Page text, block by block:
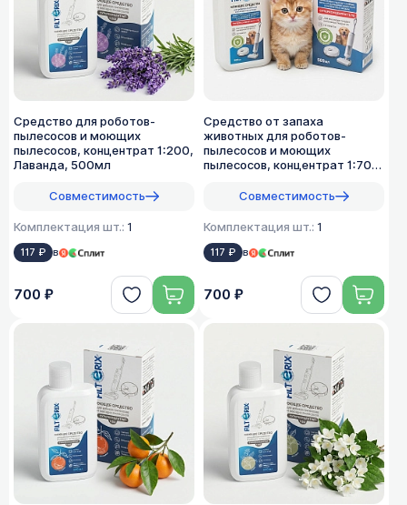
Средство для роботов-
пылесосов и моющих
пылесосов, концентрат 1:200,
Лаванда, 500мл
Совместимость
Комплектация шт.: 1
117 ₽ в
700 ₽
Средство от запаха
животных для роботов-
пылесосов и моющих
пылесосов, концентрат 1:70,
Совместимость
Комплектация шт.: 1
117 ₽ в
700 ₽